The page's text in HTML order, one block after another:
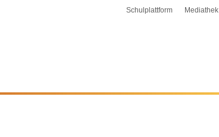
Mediathek
Schulplattform